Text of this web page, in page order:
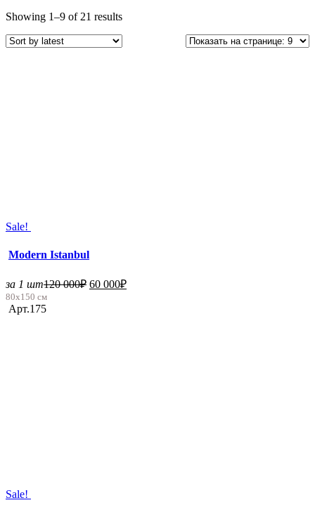
Showing 1–9 of 21 results
Sale!
Modern Istanbul
за 1 шт120 000₽ 60 000₽
80х150 см
Арт.175
Sale!